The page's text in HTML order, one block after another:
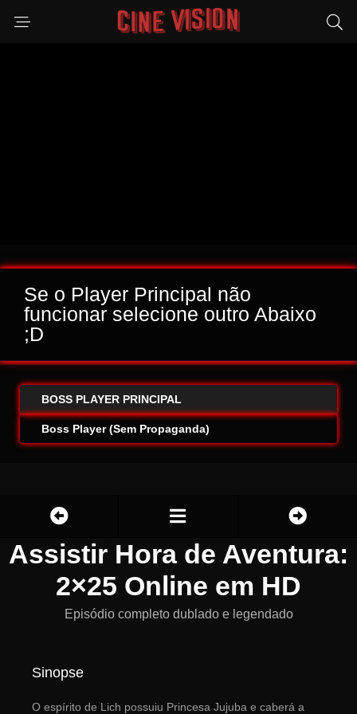
Se o Player Principal não
funcionar selecione outro Abaixo
;D
BOSS PLAYER PRINCIPAL
Boss Player (Sem Propaganda)
Assistir Hora de Aventura:
2×25 Online em HD
Episódio completo dublado e legendado
Sinopse
O espírito de Lich possuiu Princesa Jujuba e caberá a